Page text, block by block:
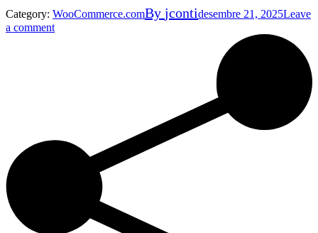
Category: WooCommerce.comBy jcontidesembre 21, 2025Leave
a comment